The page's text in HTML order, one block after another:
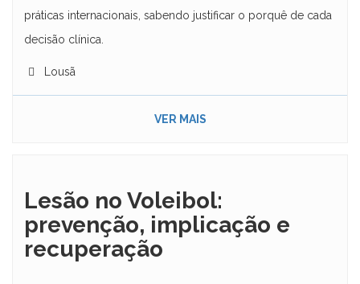
práticas internacionais, sabendo justificar o porquê de cada
decisão clínica.
Lousã
VER MAIS
Lesão no Voleibol:
prevenção, implicação e
recuperação